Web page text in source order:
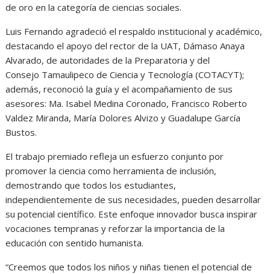
de oro en la categoría de ciencias sociales.
Luis Fernando agradeció el respaldo institucional y académico,
destacando el apoyo del rector de la UAT, Dámaso Anaya
Alvarado, de autoridades de la Preparatoria y del
Consejo Tamaulipeco de Ciencia y Tecnología (COTACYT);
además, reconoció la guía y el acompañamiento de sus
asesores: Ma. Isabel Medina Coronado, Francisco Roberto
Valdez Miranda, María Dolores Alvizo y Guadalupe García
Bustos.
El trabajo premiado refleja un esfuerzo conjunto por
promover la ciencia como herramienta de inclusión,
demostrando que todos los estudiantes,
independientemente de sus necesidades, pueden desarrollar
su potencial científico. Este enfoque innovador busca inspirar
vocaciones tempranas y reforzar la importancia de la
educación con sentido humanista.
“Creemos que todos los niños y niñas tienen el potencial de